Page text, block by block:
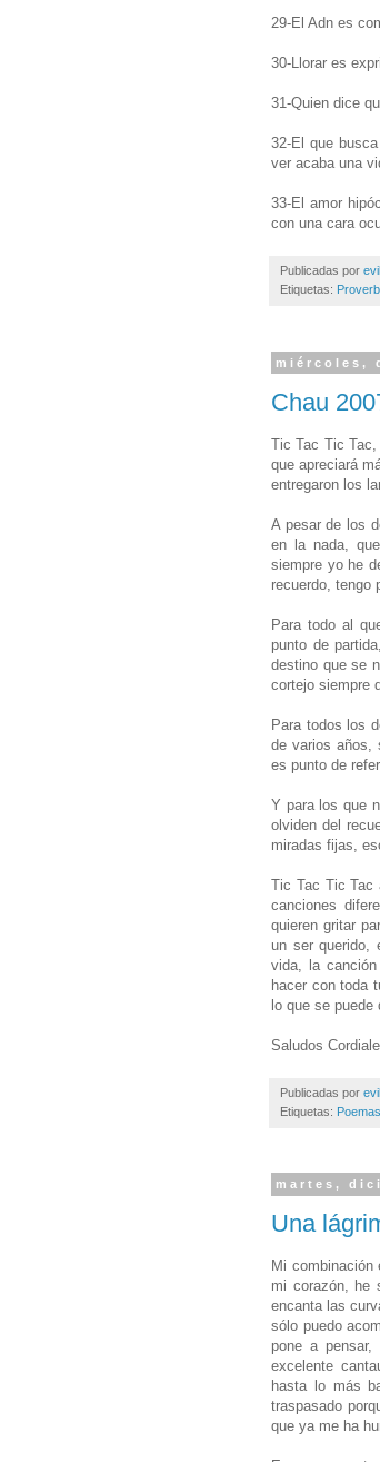
29-El Adn es
30-Llorar es
31-Quien dice
32-El que
ver acaba una
33-El amor
con una cara
Publicadas por
Etiquetas:
miércoles,
Chau
Tic Tac Tic
que apreciará
entregaron los
A pesar de los
en la nada,
siempre yo he
recuerdo, tengo
Para todo al
punto de
destino que se
cortejo siempre
Para todos los
de varios años,
es punto de
Y para los que
olviden del
miradas fijas,
Tic Tac Tic Tac
canciones
quieren gritar
un ser querido,
vida, la
hacer con toda
lo que se puede
Saludos
Publicadas por
Etiquetas: Poemas
martes,
Una
Mi
mi corazón, he
encanta las
sólo puedo
pone a
excelente
hasta lo más
traspasado
que ya me ha